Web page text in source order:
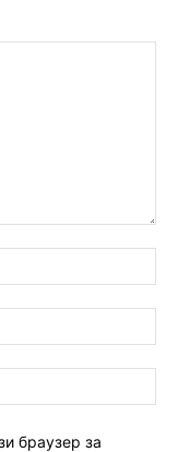
браузер за